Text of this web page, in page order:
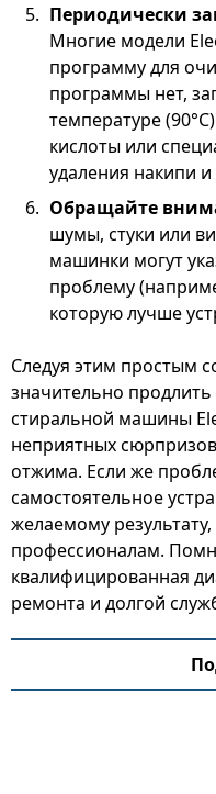
Периодически
Многие модели
программу для
программы нет,
температуре
кислоты или
удаления накипи и
Обращайте
шумы, стуки или
машинки могут
проблему
которую лучше
Следуя этим простым
значительно
стиральной машины
неприятных
отжима. Если же
самостоятельное
желаемому
профессионалам.
квалифицированная
ремонта и долгой